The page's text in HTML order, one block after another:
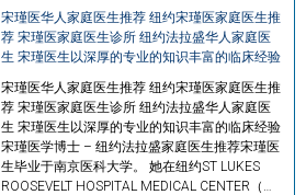
宋瑾医华人家庭医生推荐 纽约宋瑾医家庭医生推
荐 宋瑾医家庭医生诊所 纽约法拉盛华人家庭医
生 宋瑾医生以深厚的专业的知识丰富的临床经验
宋瑾医华人家庭医生推荐 纽约宋瑾医家庭医生推
荐 宋瑾医家庭医生诊所 纽约法拉盛华人家庭医
生 宋瑾医生以深厚的专业的知识丰富的临床经验
宋瑾医学博士 – 纽约法拉盛家庭医生推荐宋瑾医
生毕业于南京医科大学。 她在纽约ST LUKES
ROOSEVELT HOSPITAL MEDICAL CENTER（…